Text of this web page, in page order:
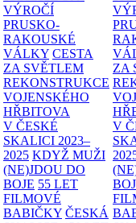
VÝROČÍ
PRUSKO-
RAKOUSKÉ
VÁLKY CESTA
ZA SVĚTLEM
REKONSTRUKCE
VOJENSKÉHO
HŘBITOVA
V ČESKÉ
SKALICI 2023–
2025 KDYŽ MUŽI
(NE)JDOU DO
BOJE 55 LET
FILMOVÉ
BABIČKY ČESKÁ
ZA
V